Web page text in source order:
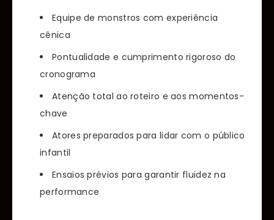
Equipe de monstros com experiência
cênica
Pontualidade e cumprimento rigoroso do
cronograma
Atenção total ao roteiro e aos momentos-
chave
Atores preparados para lidar com o público
infantil
Ensaios prévios para garantir fluidez na
performance